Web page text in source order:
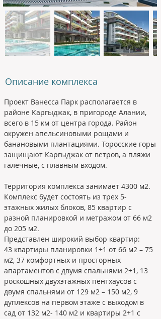
Описание комплекса
Проект Ванесса Парк располагается в
районе Каргыджак, в пригороде Алании,
всего в 15 км от центра города. Район
окружен апельсиновыми рощами и
банановыми плантациями. Торосские горы
защищают Каргыджак от ветров, а пляжи
галечные, с плавным входом.
Территория комплекса занимает 4300 м2.
Комплекс будет состоять из трех 5-
этажных жилых блоков, 85 квартир с
разной планировкой и метражом от 66 м2
до 205 м2.
Представлен широкий выбор квартир:
43 квартиры планировки 1+1 от 66 м2 – 75
м2, 37 комфортных и просторных
апартаментов с двумя спальнями 2+1, 13
роскошных двухэтажных пентхаусов с
двумя спальнями от 129 м2 – 150 м2, 9
дуплексов на первом этаже с выходом в
сад от 132 м2- 140 м2 и квартиры 2+1 с